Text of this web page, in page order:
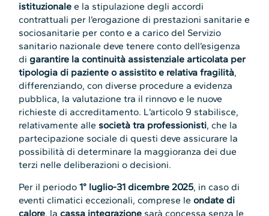
istituzionale e la stipulazione degli accordi
contrattuali per l’erogazione di prestazioni sanitarie e
sociosanitarie per conto e a carico del Servizio
sanitario nazionale deve tenere conto dell’esigenza
di garantire la continuità assistenziale articolata per
tipologia di paziente o assistito e relativa fragilità,
differenziando, con diverse procedure a evidenza
pubblica, la valutazione tra il rinnovo e le nuove
richieste di accreditamento. L’articolo 9 stabilisce,
relativamente alle società tra professionisti, che la
partecipazione sociale di questi deve assicurare la
possibilità di determinare la maggioranza dei due
terzi nelle deliberazioni o decisioni.
Per il periodo1° luglio-31 dicembre 2025, in caso di
eventi climatici eccezionali, comprese leondate di
calore, lacassa integrazione sarà concessa senza le